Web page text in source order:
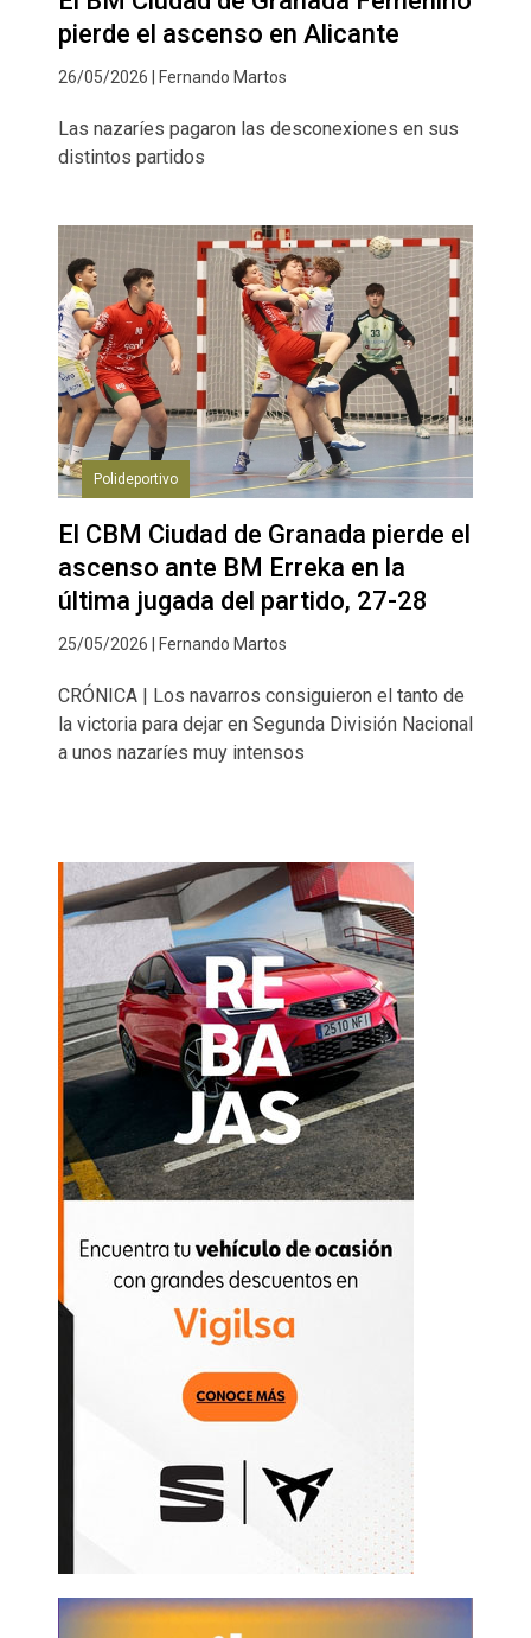
pierde el ascenso en Alicante
26/05/2026 | Fernando Martos
Las nazaríes pagaron las desconexiones en sus
distintos partidos
Polideportivo
El CBM Ciudad de Granada pierde el
ascenso ante BM Erreka en la
última jugada del partido, 27-28
25/05/2026 | Fernando Martos
CRÓNICA | Los navarros consiguieron el tanto de
la victoria para dejar en Segunda División Nacional
a unos nazaríes muy intensos